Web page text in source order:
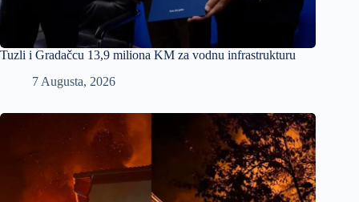
Tuzli i Gradačcu 13,9 miliona KM za vodnu infrastrukturu
7 Augusta, 2026